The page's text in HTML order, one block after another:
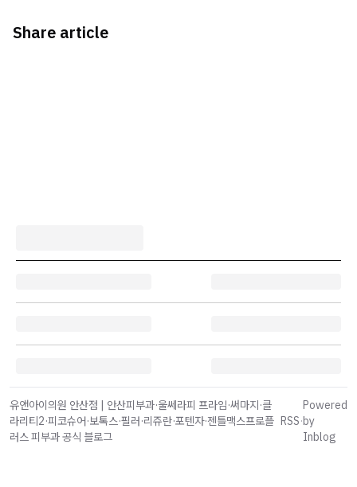
Share article
유앤아이의원 안산점 | 안산피부과·울쎄라피 프라임·써마지·클
라리티2·피코슈어·보톡스·필러·리쥬란·포텐자·젠틀맥스프로플
러스 피부과 공식 블로그
RSS·
Powered
by
Inblog